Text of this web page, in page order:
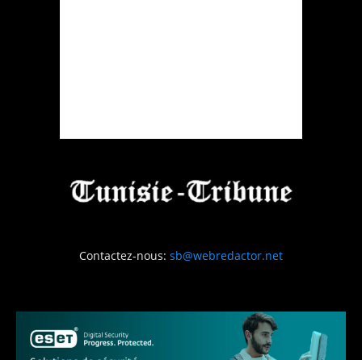
Contactez-nous: sb@webredactor.net